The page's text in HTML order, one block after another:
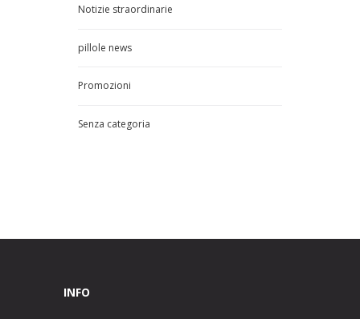
Notizie straordinarie
pillole news
Promozioni
Senza categoria
INFO